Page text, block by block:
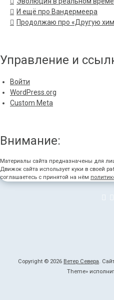
И ещё про Вандермеера
Продолжаю про «Другую
Управление и
Войти
WordPress.org
Custom Meta
Внимание:
Материалы сайта предназначены для
Движок сайта использует куки в своей
соглашаетесь с принятой на нём
Copyright © 2026 Ветер Севера.
Theme»